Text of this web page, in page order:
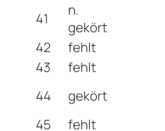
41
n.
gekört
42
fehlt
43
fehlt
44
gekört
45
fehlt